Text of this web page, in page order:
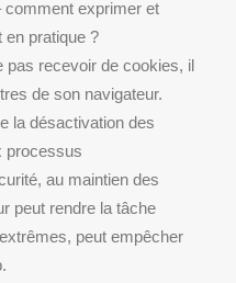
exprimer et
en pratique ?
pas recevoir de cookies, il
de son navigateur.
la désactivation des
processus
au maintien des
peut rendre la tâche
peut empêcher